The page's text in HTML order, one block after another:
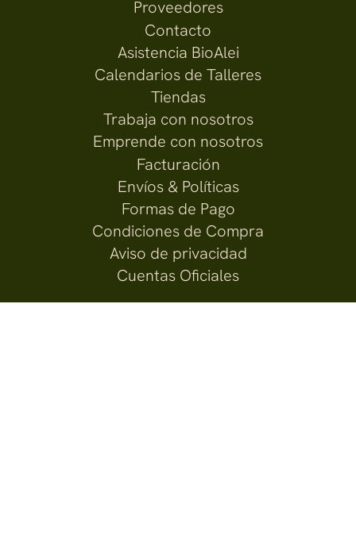
Proveedores
Contacto
Asistencia BioAlei
Calendarios de Talleres
Tiendas
Trabaja con nosotros
Emprende con nosotros
Facturación
Envíos & Políticas
Formas de Pago
Condiciones de Compra
Aviso de privacidad
Cuentas Oficiales